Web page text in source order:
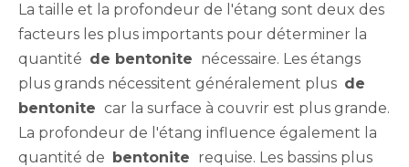
La taille et la profondeur de l'étang sont deux des
facteurs les plus importants pour déterminer la
quantité de bentonite nécessaire. Les étangs
plus grands nécessitent généralement plus de
bentonite car la surface à couvrir est plus grande.
La profondeur de l'étang influence également la
quantité de bentonite requise. Les bassins plus